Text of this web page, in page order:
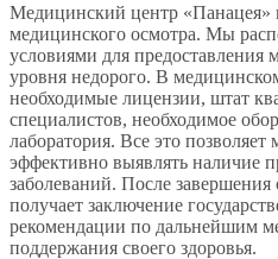
Медицинский центр «Панацея»
медицинского осмотра. Мы
условиями для предоставления
уровня недорого. В
необходимые лицензии, штат
специалистов, необходимое
лаборатория. Все это
эффективно выявлять наличие
заболеваний. После
получает заключение
рекомендации по дальнейшим
поддержания своего здоровья.